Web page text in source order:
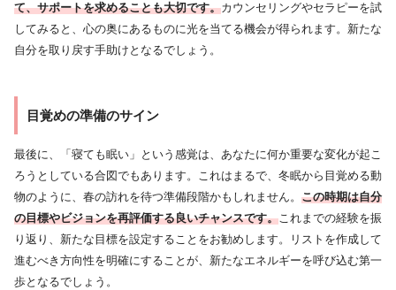
て、サポートを求めることも大切です。カウンセリングやセラピーを試
してみると、心の奥にあるものに光を当てる機会が得られます。新たな
自分を取り戻す手助けとなるでしょう。
目覚めの準備のサイン
最後に、「寝ても眠い」という感覚は、あなたに何か重要な変化が起こ
ろうとしている合図でもあります。これはまるで、冬眠から目覚める動
物のように、春の訪れを待つ準備段階かもしれません。 この時期は自分
の目標やビジョンを再評価する良いチャンスです。 これまでの経験を振
り返り、新たな目標を設定することをお勧めします。リストを作成して
進むべき方向性を明確にすることが、新たなエネルギーを呼び込む第一
歩となるでしょう。